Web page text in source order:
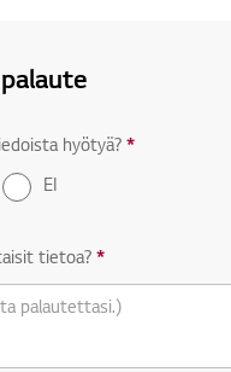
hyötyä? *
EI
tietoa? *